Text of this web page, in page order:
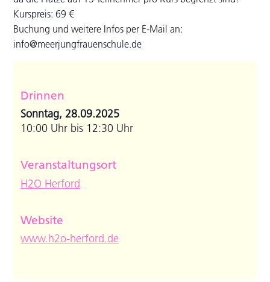
Kurspreis: 69 €
Buchung und weitere Infos per E-Mail an:
info@meerjungfrauenschule.de
Drinnen
Sonntag, 28.09.2025
10:00 Uhr bis 12:30 Uhr
Veranstaltungsort
H2O Herford
Website
www.h2o-herford.de